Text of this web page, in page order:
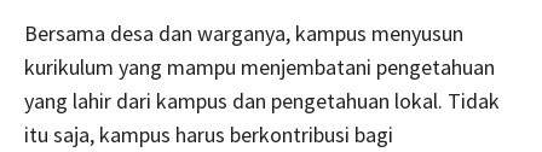
Bersama desa dan warganya, kampus menyusun
kurikulum yang mampu menjembatani pengetahuan
yang lahir dari kampus dan pengetahuan lokal. Tidak
itu saja, kampus harus berkontribusi bagi